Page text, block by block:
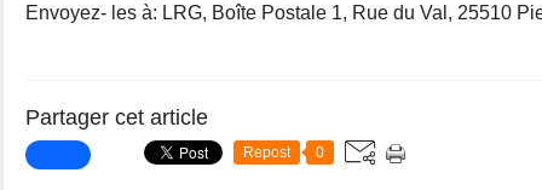
Envoyez- les à: LRG, Boîte Postale 1, Rue du Val, 25510
Partager cet article
Repost 0